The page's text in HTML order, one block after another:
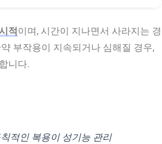
적 이며, 시간이 지나면서 사라지는 경
부작용이 지속되거나 심해질 경우,
니다.
적인 복용이 성기능 관리